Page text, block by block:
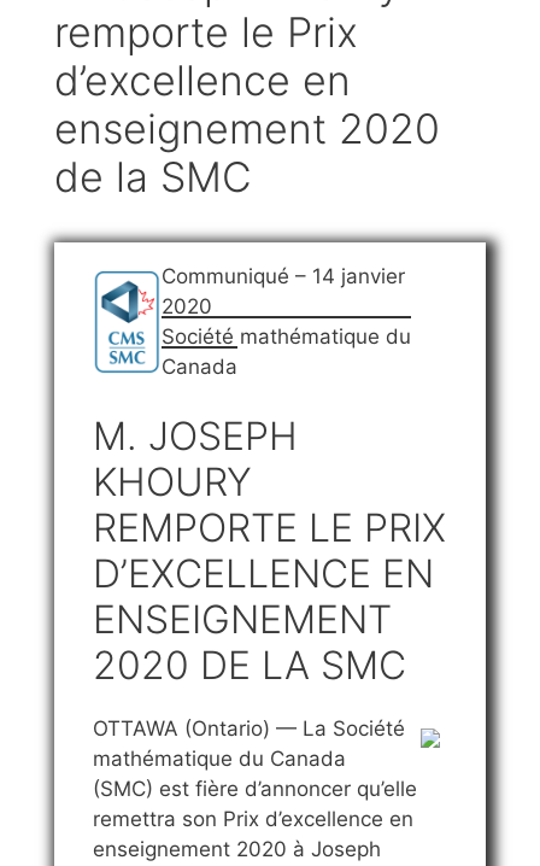
remporte le Prix
d’excellence en
enseignement 2020
de la SMC
Communiqué – 14 janvier
2020
Société mathématique du
Canada
M. JOSEPH
KHOURY
REMPORTE LE PRIX
D’EXCELLENCE EN
ENSEIGNEMENT
2020 DE LA SMC
OTTAWA (Ontario) — La Société
mathématique du Canada
(SMC) est fière d’annoncer qu’elle
remettra son Prix d’excellence en
enseignement 2020 à Joseph